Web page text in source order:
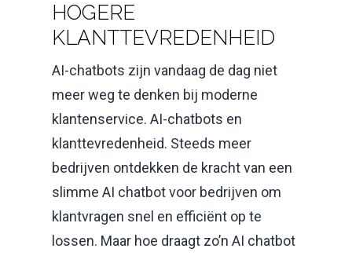
HOGERE
KLANTTEVREDENHEID
AI-chatbots zijn vandaag de dag niet
meer weg te denken bij moderne
klantenservice. AI-chatbots en
klanttevredenheid. Steeds meer
bedrijven ontdekken de kracht van een
slimme AI chatbot voor bedrijven om
klantvragen snel en efficiënt op te
lossen. Maar hoe draagt zo’n AI chatbot